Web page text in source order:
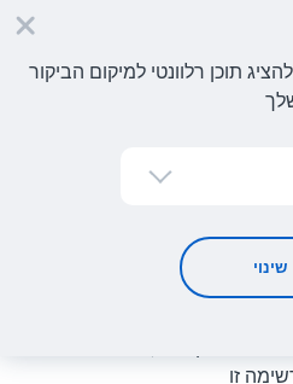
תוכן רלוונטי למיקום הביקור
שינוי
חנויות
זו